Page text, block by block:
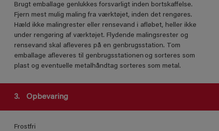
Brugt emballage genlukkes forsvarligt inden bortskaffelse.
Fjern mest mulig maling fra værktøjet, inden det rengøres.
Hæld ikke malingrester eller rensevand i afløbet, heller ikke
under rengøring af værktøjet. Flydende malingsrester og
rensevand skal afleveres på en genbrugsstation. Tom
emballage afleveres til genbrugsstationen og sorteres som
plast og eventuelle metalhåndtag sorteres som metal.
3. Opbevaring
Frostfri